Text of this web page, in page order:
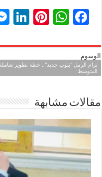
F
e
b
o
o
k
W
at
sA
p
p
Pi
er
es
t
Li
k
e
n
الوسوم
ترام الرمل "بثوب جديد".. خطة تطوير شاملة
المتوسط
مقالات مشابهة